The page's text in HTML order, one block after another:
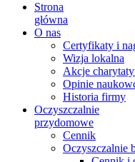
Strona
główna
O nas
Certyfikaty i
Wizja lokalna
Akcje
Opinie
Historia firmy
Oczyszczalnie
przydomowe
Cennik
Oczyszczalnie